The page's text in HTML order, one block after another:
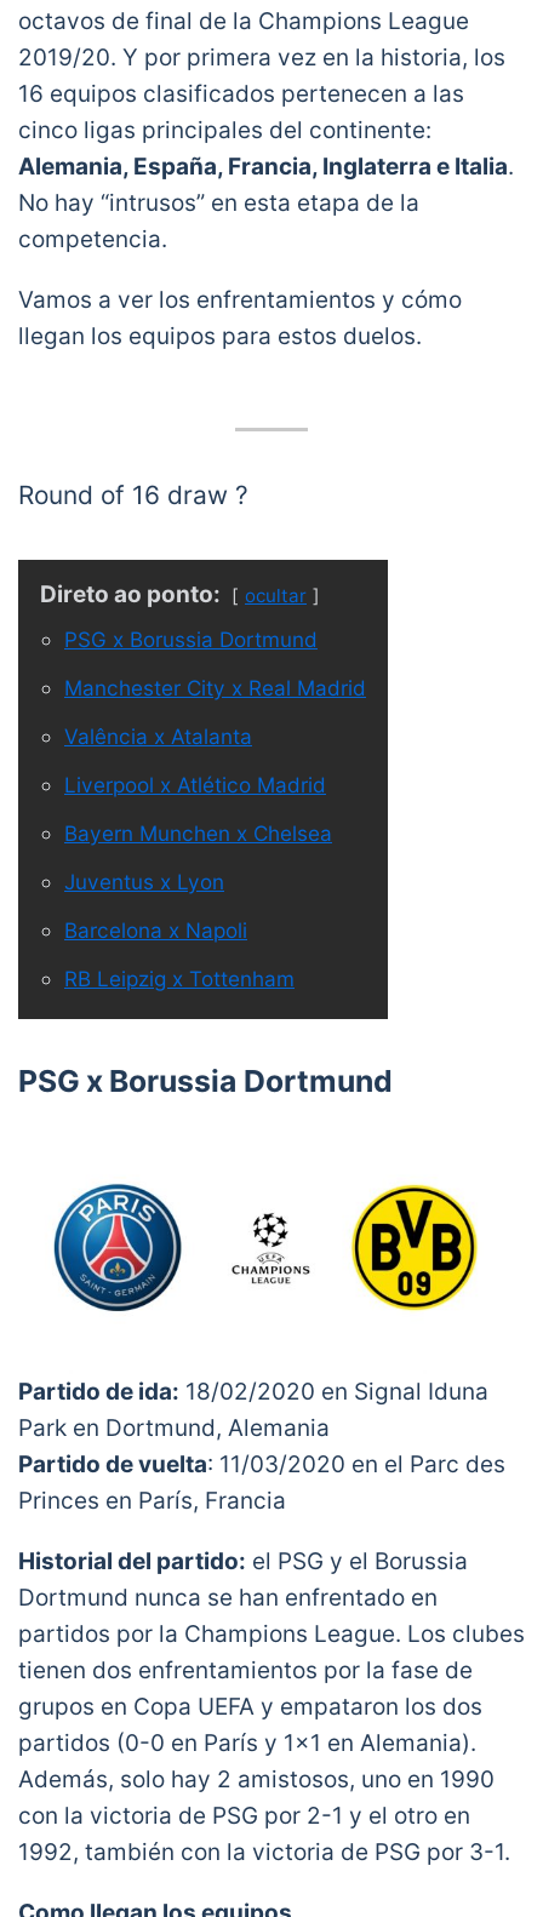
octavos de final de la Champions League
2019/20. Y por primera vez en la historia, los
16 equipos clasificados pertenecen a las
cinco ligas principales del continente:
Alemania, España, Francia, Inglaterra e Italia.
No hay “intrusos” en esta etapa de la
competencia.
Vamos a ver los enfrentamientos y cómo
llegan los equipos para estos duelos.
Round of 16 draw ?
Sum up your reaction with a GIF ?
#UCLdraw pic.twitter.com/fkdBCoX7v6
— UEFA Champions League
(@ChampionsLeague)December 16, 2019
Direto ao ponto: ocultar
PSG x Borussia Dortmund
Manchester City x Real Madrid
Valência x Atalanta
Liverpool x Atlético Madrid
Bayern Munchen x Chelsea
Juventus x Lyon
Barcelona x Napoli
RB Leipzig x Tottenham
PSG x Borussia Dortmund
Partido de ida: 18/02/2020 en Signal Iduna
Park en Dortmund, Alemania
Partido de vuelta: 11/03/2020 en el Parc des
Princes en París, Francia
Historial del partido: el PSG y el Borussia
Dortmund nunca se han enfrentado en
partidos por la Champions League. Los clubes
tienen dos enfrentamientos por la fase de
grupos en Copa UEFA y empataron los dos
partidos (0-0 en París y 1×1 en Alemania).
Además, solo hay 2 amistosos, uno en 1990
con la victoria de PSG por 2-1 y el otro en
1992, también con la victoria de PSG por 3-1.